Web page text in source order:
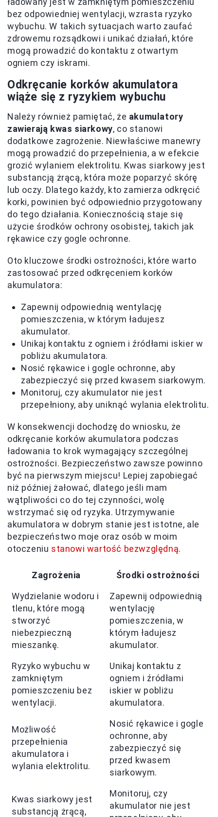
bez odpowiedniej wentylacji, wzrasta ryzyko
wybuchu. W takich sytuacjach warto zaufać
zdrowemu rozsądkowi i unikać działań, które
mogą prowadzić do kontaktu z otwartym
ogniem czy iskrami.
Odkręcanie korków akumulatora
wiąże się z ryzykiem wybuchu
Należy również pamiętać, że akumulatory
zawierają kwas siarkowy, co stanowi
dodatkowe zagrożenie. Niewłaściwe manewry
mogą prowadzić do przepełnienia, a w efekcie
grozić wylaniem elektrolitu. Kwas siarkowy jest
substancją żrącą, która może poparzyć skórę
lub oczy. Dlatego każdy, kto zamierza odkręcić
korki, powinien być odpowiednio przygotowany
do tego działania. Koniecznością staje się
użycie środków ochrony osobistej, takich jak
rękawice czy gogle ochronne.
Oto kluczowe środki ostrożności, które warto
zastosować przed odkręceniem korków
akumulatora:
Zapewnij odpowiednią wentylację
pomieszczenia, w którym ładujesz
akumulator.
Unikaj kontaktu z ogniem i źródłami iskier w
pobliżu akumulatora.
Nosić rękawice i gogle ochronne, aby
zabezpieczyć się przed kwasem siarkowym.
Monitoruj, czy akumulator nie jest
przepełniony, aby uniknąć wylania elektrolitu.
W konsekwencji dochodzę do wniosku, że
odkręcanie korków akumulatora podczas
ładowania to krok wymagający szczególnej
ostrożności. Bezpieczeństwo zawsze powinno
być na pierwszym miejscu! Lepiej zapobiegać
niż później żałować, dlatego jeśli mam
wątpliwości co do tej czynności, wolę
wstrzymać się od ryzyka. Utrzymywanie
akumulatora w dobrym stanie jest istotne, ale
bezpieczeństwo moje oraz osób w moim
otoczeniu stanowi wartość bezwzględną.
Zagrożenia Środki ostrożności
Wydzielanie wodoru i
tlenu, które mogą
stworzyć
niebezpieczną
mieszankę.
Zapewnij odpowiednią
wentylację
pomieszczenia, w
którym ładujesz
akumulator.
Ryzyko wybuchu w
zamkniętym
pomieszczeniu bez
wentylacji.
Unikaj kontaktu z
ogniem i źródłami
iskier w pobliżu
akumulatora.
Możliwość
przepełnienia
akumulatora i
wylania elektrolitu.
Nosić rękawice i gogle
ochronne, aby
zabezpieczyć się
przed kwasem
siarkowym.
Kwas siarkowy jest
substancją żrącą,
Monitoruj, czy
akumulator nie jest